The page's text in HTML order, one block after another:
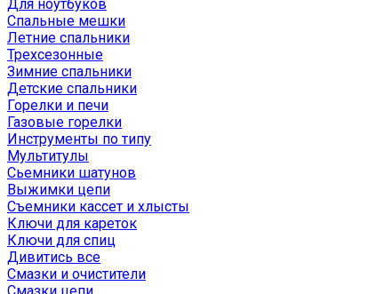
Для ноутбуков
Спальные мешки
Летние спальники
Трехсезонные
Зимние спальники
Детские спальники
Горелки и печи
Газовые горелки
Инструменты по типу
Мультитулы
Сьемники шатунов
Выжимки цепи
Съемники кассет и хлысты
Ключи для кареток
Ключи для спиц
Дивитись все
Смазки и очистители